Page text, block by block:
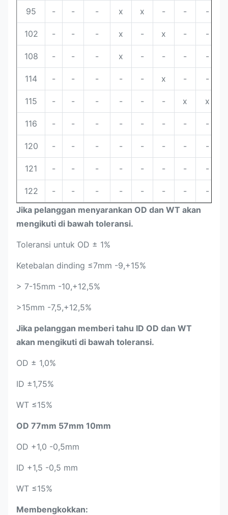
95 - - - x x - - -
102 - - - x - x - -
108 - - - x - - - -
114 - - - - - x - -
115 - - - - - - x x
116 - - - - - - - -
120 - - - - - - - -
121 - - - - - - - -
122 - - - - - - -
-
Jika pelanggan menyarankan OD dan WT akan
mengikuti di bawah toleransi.
Toleransi untuk OD ± 1%
Ketebalan dinding ≤7mm -9,+15%
> 7-15mm -10,+12,5%
>15mm -7,5,+12,5%
Jika pelanggan memberi tahu ID OD dan WT
akan mengikuti di bawah toleransi.
OD ± 1,0%
ID ±1,75%
WT ≤15%
OD 77mm 57mm 10mm
OD +1,0 -0,5mm
ID +1,5 -0,5 mm
WT ≤15%
Membengkokkan: